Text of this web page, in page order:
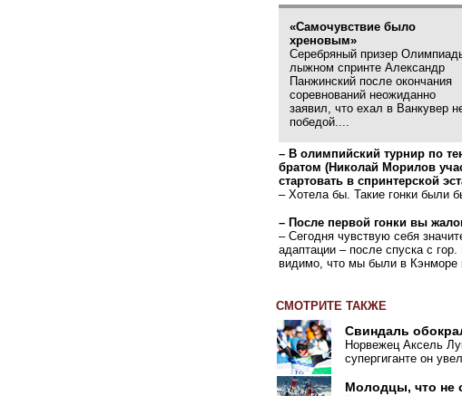
«Самочувствие было
хреновым»
Серебряный призер
лыжном спринте Александр
Панжинский после окончания
соревнований неожиданно
заявил, что ехал в Ванкувер
победой....
– В олимпийский турнир по
братом (Николай Морилов
стартовать в спринтерской
– Хотела бы. Такие гонки были
– После первой гонки вы
– Сегодня чувствую себя
адаптации – после спуска с
видимо, что мы были в Кэнморе
СМОТРИТЕ ТАКЖЕ
Свиндаль
Норвежец Аксель
супергиганте он
Молодцы, что не